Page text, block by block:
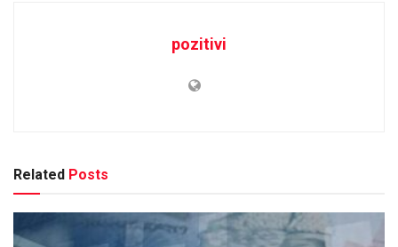
pozitivi
Related Posts